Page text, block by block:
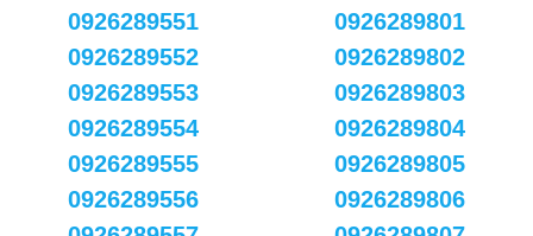
0926289551
0926289552
0926289553
0926289554
0926289555
0926289556
0926289801
0926289802
0926289803
0926289804
0926289805
0926289806